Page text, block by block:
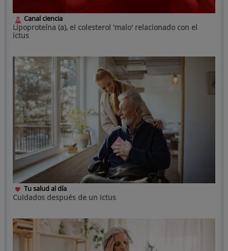
Canal ciencia
Lipoproteína (a), el colesterol 'malo' relacionado con el
ictus
Tu salud al día
Cuidados después de un ictus